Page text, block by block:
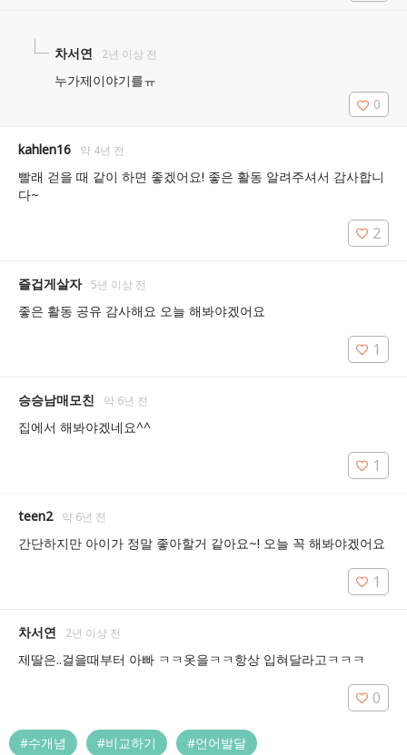
차서연 2년 이상 전
누가제이야기를ㅠ
0
kahlen16 약 4년 전
빨래 걷을 때 같이 하면 좋겠어요! 좋은 활동 알려주셔서 감사합니
다~
2
즐겁게살자 5년 이상 전
좋은 활동 공유 감사해요 오늘 해봐야겠어요
1
승승남매모친 약 6년 전
집에서 해봐야겠네요^^
1
teen2 약 6년 전
간단하지만 아이가 정말 좋아할거 같아요~! 오늘 꼭 해봐야겠어요
1
차서연 2년 이상 전
제딸은..걸을때부터 아빠 ㅋㅋ옷을ㅋㅋ항상 입혀달라고ㅋㅋㅋ
0
#수개념 #비교하기 #언어발달